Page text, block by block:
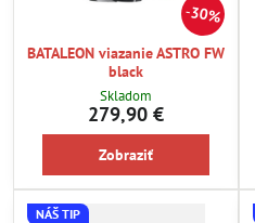
30%
BATALEON viazanie ASTRO FW
black
Skladom
279,90 €
Zobraziť
NÁŠ TIP